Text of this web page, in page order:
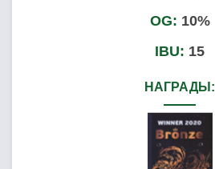
OG: 10%
IBU: 15
НАГРАДЫ: